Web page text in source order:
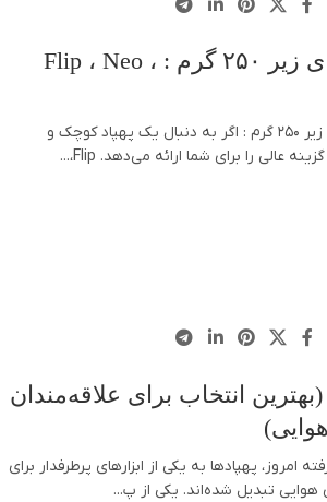
مقایسه‌ی پهپادهای زیر ۲۵۰ گرم : Flip ، Neo ،
مقایسه‌ی پهپادهای مینی زیر ۲۵۰ گرم : اگر به دنبال یک پهپاد کوچک و
4 پرو (بهترین انتخاب برای علاقه‌مندان
امروز، پهپادها به یکی از ابزارهای پرطرفدار برای
هوایی تبدیل شده‌اند. یکی از پ...